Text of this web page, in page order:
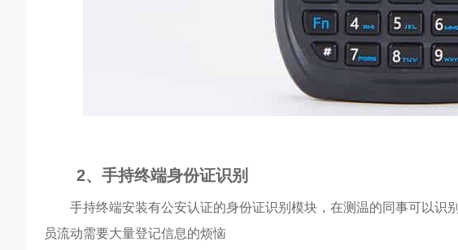
2、手持终端身份证识别
手持终端安装有公安认证的身份证识别模块，在测温的同事可以识
员流动需要大量登记信息的烦恼